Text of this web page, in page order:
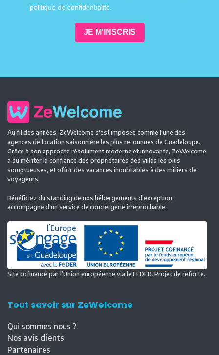
politique de confidentialité.
JE M'INSCRIS
Au fil des années, ZeWelcome s'est imposée comme l'une des
agences de location saisonnière les plus reconnues de Guadeloupe.
Grâce à son approche résolument moderne et innovante, ZeWelcome
a su mériter la confiance des propriétaires des villas les plus
somptueuses, et offrir des vacances inoubliables à des milliers de
voyageurs.
Bénéficiez du standing de nos hébergements d'exception,
accompagné d'un service de conciergerie irréprochable.
Site cofinancé par l’Union européenne via le FEDER. Projet de refonte.
Tout savoir sur ZeWelcome
Qui sommes nous ?
Nos avis clients
Partenaires